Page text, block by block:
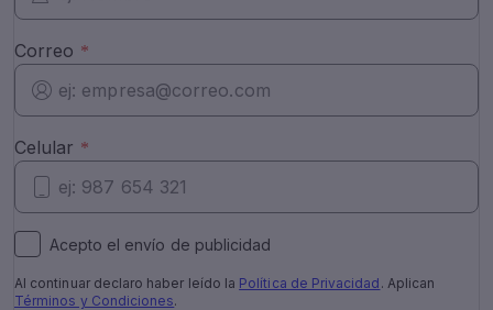
Acepto el envío de publicidad
Al continuar declaro haber leído la Política de Privacidad . Aplican
Términos y Condiciones.